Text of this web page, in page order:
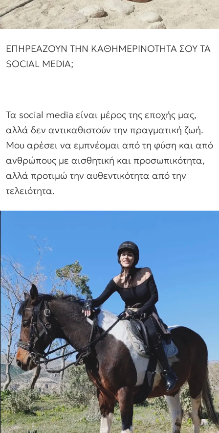
ΕΠΗΡΕΑΖΟΥΝ ΤΗΝ ΚΑΘΗΜΕΡΙΝΟΤΗΤΑ ΣΟΥ ΤΑ
SOCIAL MEDIA;
Τα social media είναι μέρος της εποχής μας,
αλλά δεν αντικαθιστούν την πραγματική ζωή.
Μου αρέσει να εμπνέομαι από τη φύση και από
ανθρώπους με αισθητική και προσωπικότητα,
αλλά προτιμώ την αυθεντικότητα από την
τελειότητα.